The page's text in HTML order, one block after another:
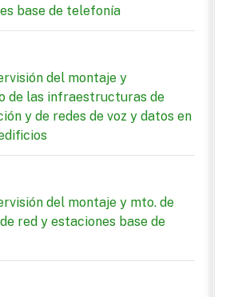
base de telefonía
del montaje y
de las infraestructuras de
y de redes de voz y datos en
del montaje y mto. de
red y estaciones base de